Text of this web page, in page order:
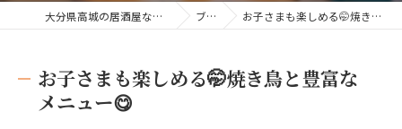
大分県高城の居酒屋ならうまか家 夢なりち ブログ お子さまも楽しめる🤭焼き鳥と豊富なメニュー😋
お子さまも楽しめる🤭焼き鳥と豊富な
メニュー😋